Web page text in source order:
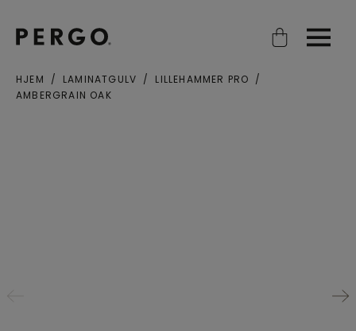
Open searchOpen
HJEM LAMINATGULV
LILLEHAMMER PRO
AMBERGRAIN OAK